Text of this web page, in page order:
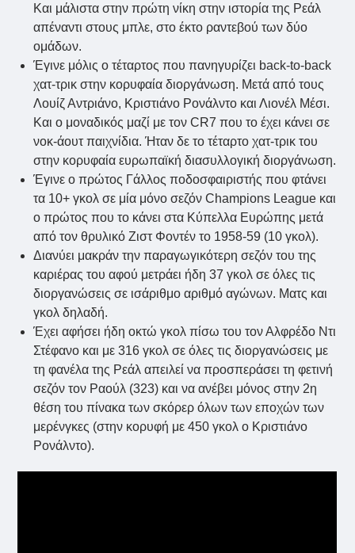
Και μάλιστα στην πρώτη νίκη στην ιστορία της Ρεάλ
απέναντι στους μπλε, στο έκτο ραντεβού των δύο
ομάδων.
Έγινε μόλις ο τέταρτος που πανηγυρίζει back-to-back
χατ-τρικ στην κορυφαία διοργάνωση. Μετά από τους
Λουίζ Αντριάνο, Κριστιάνο Ρονάλντο και Λιονέλ Μέσι.
Και ο μοναδικός μαζί με τον CR7 που το έχει κάνει σε
νοκ-άουτ παιχνίδια. Ήταν δε το τέταρτο χατ-τρικ του
στην κορυφαία ευρωπαϊκή διασυλλογική διοργάνωση.
Έγινε ο πρώτος Γάλλος ποδοσφαιριστής που φτάνει
τα 10+ γκολ σε μία μόνο σεζόν Champions League και
ο πρώτος που το κάνει στα Κύπελλα Ευρώπης μετά
από τον θρυλικό Ζιστ Φοντέν το 1958-59 (10 γκολ).
Διανύει μακράν την παραγωγικότερη σεζόν του της
καριέρας του αφού μετράει ήδη 37 γκολ σε όλες τις
διοργανώσεις σε ισάριθμο αριθμό αγώνων. Ματς και
γκολ δηλαδή.
Έχει αφήσει ήδη οκτώ γκολ πίσω του τον Αλφρέδο Ντι
Στέφανο και με 316 γκολ σε όλες τις διοργανώσεις με
τη φανέλα της Ρεάλ απειλεί να προσπεράσει τη φετινή
σεζόν τον Ραούλ (323) και να ανέβει μόνος στην 2η
θέση του πίνακα των σκόρερ όλων των εποχών των
μερένγκες (στην κορυφή με 450 γκολ ο Κριστιάνο
Ρονάλντο).